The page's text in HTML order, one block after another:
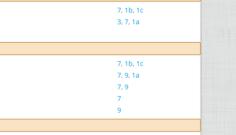
7, 1b, 1c
3, 7, 1a
7, 1b, 1c
7, 9, 1a
7, 9
7
9